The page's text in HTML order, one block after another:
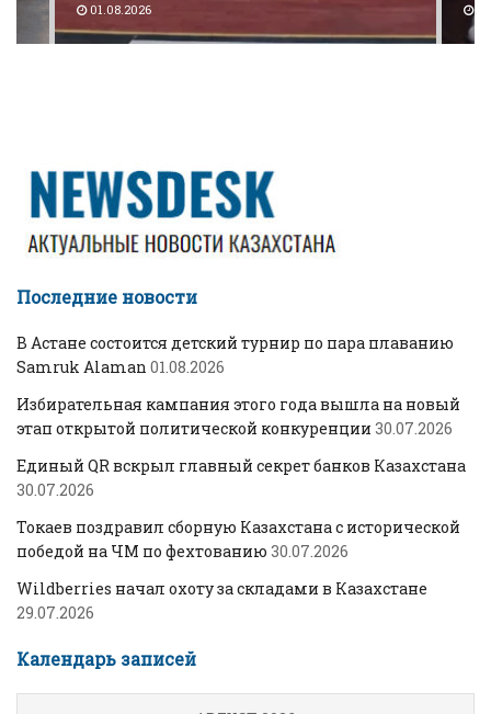
01.08.2026
Последние новости
В Астане состоится детский турнир по пара плаванию
Samruk Alaman 01.08.2026
Избирательная кампания этого года вышла на новый
этап открытой политической конкуренции 30.07.2026
Единый QR вскрыл главный секрет банков Казахстана
30.07.2026
Токаев поздравил сборную Казахстана с исторической
победой на ЧМ по фехтованию 30.07.2026
Wildberries начал охоту за складами в Казахстане
29.07.2026
Календарь записей